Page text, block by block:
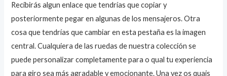
Recibirás algun enlace que tendrías que copiar y
posteriormente pegar en algunas de los mensajeros. Otra
cosa que tendrías que cambiar en esta pestaña es la imagen
central. Cualquiera de las ruedas de nuestra colección se
puede personalizar completamente para o qual tu experiencia
para giro sea más agradable y emocionante. Una vez os quais